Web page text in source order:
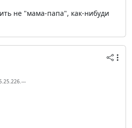
не "мама-папа", как-нибуди